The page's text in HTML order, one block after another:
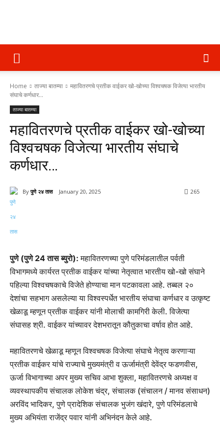
पुणे
२४
तास
Home ताज्या बातम्या
महावितरणचे प्रतीक वाईकर खो-खोच्या विश्वचषक विजेत्या भारतीय
संघाचे कर्णधार...
ताज्या बातम्या
महावितरणचे प्रतीक वाईकर खो-खोच्या
विश्वचषक विजेत्या भारतीय संघाचे
कर्णधार…
By पुणे २४ तास January 20, 2025 265
पुणे (पुणे 24 तास ब्युरो): महावितरणच्या पुणे परिमंडलातील पर्वती
विभागमध्ये कार्यरत प्रतीक वाईकर यांच्या नेतृत्वात भारतीय खो-खो संघाने
पहिल्या विश्वचषकाचे विजेते होण्याचा मान पटकावला आहे. तब्बल २०
देशांचा सहभाग असलेल्या या विश्वस्पर्धेत भारतीय संघाचा कर्णधार व उत्कृष्ट
खेळाडू म्हणून प्रतीक वाईकर यांनी मोलाची कामगिरी केली. विजेत्या
संघासह श्री. वाईकर यांच्यावर देशभरातून कौतुकाचा वर्षाव होत आहे.
महावितरणचे खेळाडू म्हणून विश्वचषक विजेत्या संघाचे नेतृत्व करणाऱ्या
प्रतीक वाईकर यांचे राज्याचे मुख्यमंत्री व ऊर्जामंत्री देवेंद्र फडणवीस,
ऊर्जा विभागाच्या अपर मुख्य सचिव आभा शुक्ला, महावितरणचे अध्यक्ष व
व्यवस्थापकीय संचालक लोकेश चंद्र, संचालक (संचालन / मानव संसाधन)
अरविंद भादिकर, पुणे प्रादेशिक संचालक भुजंग खंदारे, पुणे परिमंडलाचे
मुख्य अभियंता राजेंद्र पवार यांनी अभिनंदन केले आहे.